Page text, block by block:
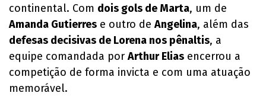
continental. Com dois gols de Marta, um de
Amanda Gutierres e outro deAngelina, além das
defesas decisivas de Lorena nos pênaltis, a
equipe comandada porArthur Elias encerrou a
competição de forma invicta e com uma atuação
memorável.